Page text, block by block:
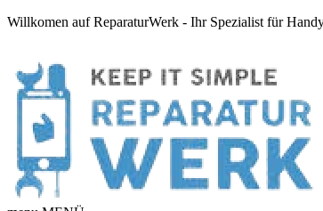
Willkomen auf ReparaturWerk - Ihr Spezialist für